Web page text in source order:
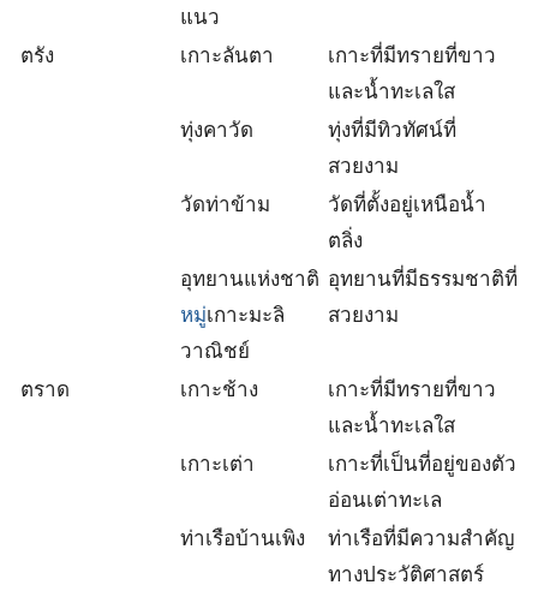
แนว
ตรัง เกาะลันตา
เกาะที่มีทรายที่ขาว
และน้ำทะเลใส
ทุ่งคาวัด
ทุ่งที่มีทิวทัศน์ที่
สวยงาม
วัดท่าข้าม
วัดที่ตั้งอยู่เหนือน้ำ
ตลิ่ง
อุทยานแห่งชาติ
หมู่เกาะมะลิ
วาณิชย์
อุทยานที่มีธรรมชาติที่
สวยงาม
ตราด เกาะช้าง
เกาะที่มีทรายที่ขาว
และน้ำทะเลใส
เกาะเต่า
เกาะที่เป็นที่อยู่ของตัว
อ่อนเต่าทะเล
ท่าเรือบ้านเพิง
ท่าเรือที่มีความสำคัญ
ทางประวัติศาสตร์